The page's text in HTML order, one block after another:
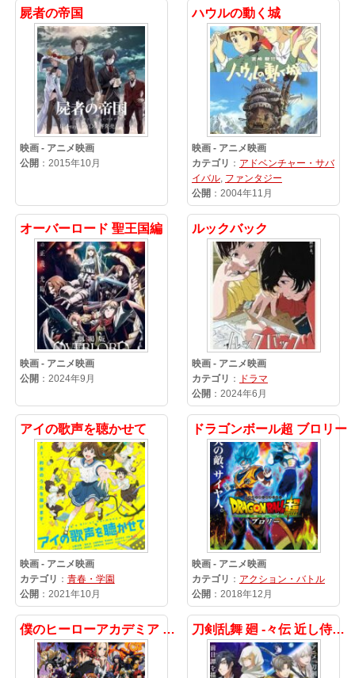
屍者の帝国
映画 - アニメ映画
公開 ：2015年10月
ハウルの動く城
映画 - アニメ映画
カテゴリ ： アドベンチャー・サバ
イバル, ファンタジー
公開 ：2004年11月
オーバーロード 聖王国編
映画 - アニメ映画
公開 ：2024年9月
ルックバック
映画 - アニメ映画
カテゴリ ：
ドラマ
公開 ：2024年6月
アイの歌声を聴かせて
映画 - アニメ映画
カテゴリ ： 青春・学園
公開 ：2021年10月
ドラゴンボール超 ブロリー
映画 - アニメ映画
カテゴリ ： アクション・バトル
公開 ：2018年12月
僕のヒーローアカデミア THE MOVIE 4 You’re Next 刀剣乱舞 廻 -々伝 近し侍らうものら-